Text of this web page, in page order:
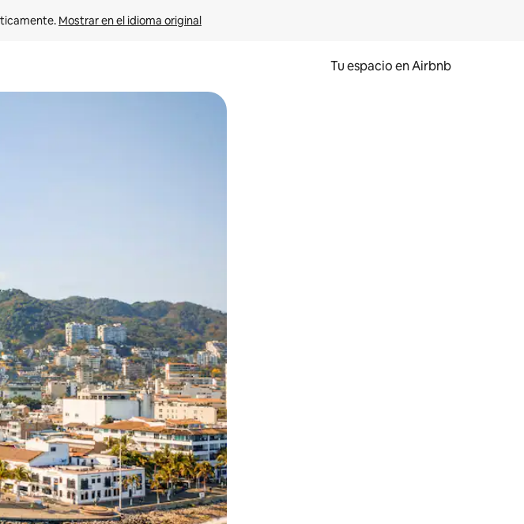
Mostrar en el idioma original
Tu espacio en Airbnb
hacia arriba y hacia abajo, o bien tocando y deslizando la pantalla.